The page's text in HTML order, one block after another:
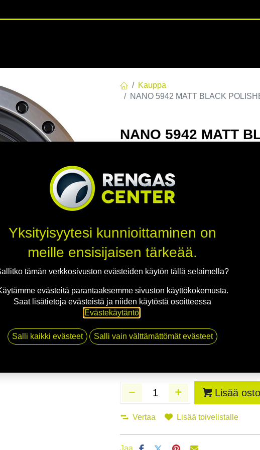
Kauppa
NANO 5942 MATT BLACK
NANO 5942 MATT
8.5x17 5/120 ET0
Tuotekoodi:271977
122,00€ / kpl
Toimitusaika:3 arkipäivää
Asennuspalvelu
Mikäli valitset asennuksen, pääset
X NANO 5942 MATT BLACK POLISHED 8.5X17
EI ASENNUSTA
Lisää
Vertaa Lisää toivelistalle
Jaa
Yksityisyytesi kunnioittaminen on
meille ensisijaisen tärkeää.
tämän verkkosivuston evästeiden käytön tällä selaimella?
evästeitä parantaaksemme sivuston käyttökokemusta.
Saat lisätietoja evästeistä ja niiden käytöstä osoitteessa
Evästekäytäntö.
Salli kaikki evästeet Salli vain välttämättömät evästeet